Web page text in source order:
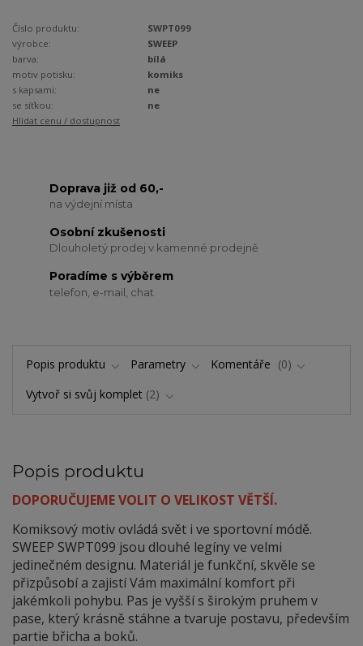
Číslo produktu:
SWPT099
výrobce:
SWEEP
barva:
bílá
motiv potisku:
komiks
s kapsami:
ne
se síťkou:
ne
Hlídat cenu / dostupnost
Doprava již od 60,-
na výdejní místa
Osobní zkušenosti
Dlouholetý prodej v kamenné prodejně
Poradíme s výběrem
telefon, e-mail, chat
Popis produktu Parametry Komentáře
0
Vytvoř si svůj komplet 2
Popis produktu
DOPORUČUJEME VOLIT O VELIKOST VĚTŠÍ.
Komiksový motiv ovládá svět i ve sportovní módě.
SWEEP SWPT099 jsou dlouhé legíny ve velmi
jedinečném designu. Materiál je funkční, skvěle se
přizpůsobí a zajistí Vám maximální komfort při
jakémkoli pohybu. Pas je vyšší s širokým pruhem v
pase, který krásně stáhne a tvaruje postavu, především
partie břicha a boků.